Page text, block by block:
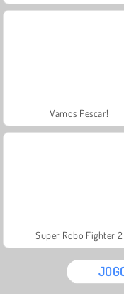
Vamos Pescar!
Super Robo Fighter 2